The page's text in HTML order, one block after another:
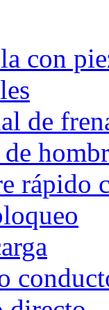
con
de
rápido